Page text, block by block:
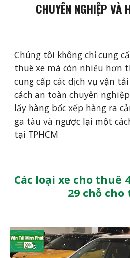
CHUYÊN NGHIỆP VÀ
Chúng tôi không chỉ cung
thuê xe mà còn nhiều hơn
cung cấp các dịch vụ vận
cách an toàn chuyên
lấy hàng bốc xếp hàng ra
ga tàu và ngược lại một
tại TPHCM
Các loại xe cho thuê
29 chỗ cho